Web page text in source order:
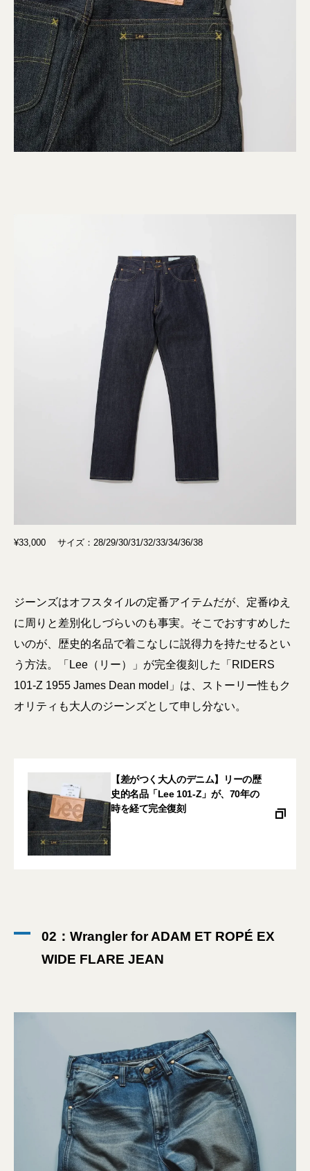
¥33,000 サイズ：28/29/30/31/32/33/34/36/38
ジーンズはオフスタイルの定番アイテムだが、定番ゆえ
に周りと差別化しづらいのも事実。そこでおすすめした
いのが、歴史的名品で着こなしに説得力を持たせるとい
う方法。「Lee（リー）」が完全復刻した「RIDERS
101-Z 1955 James Dean model」は、ストーリー性もク
オリティも大人のジーンズとして申し分ない。
【差がつく大人のデニム】リーの歴
史的名品「Lee 101-Z」が、70年の
時を経て完全復刻
02：Wrangler for ADAM ET ROPÉ EX
WIDE FLARE JEAN